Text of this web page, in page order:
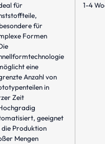
für
für
Formen
eine
Anzahl von
in
Zeit
geeignet
Produktion
Mengen
1-4